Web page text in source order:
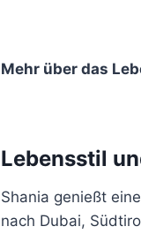
Mehr über das
Lebensstil
Shania genießt
nach Dubai,